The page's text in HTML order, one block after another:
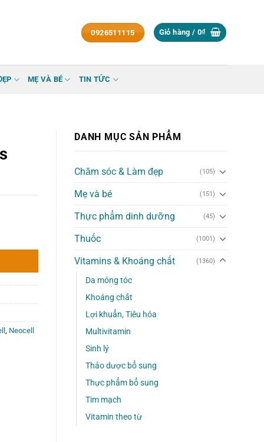
0926511115 Giỏ hàng / 0₫
MẸ VÀ BÉ TIN TỨC
DANH MỤC SẢN PHẨM
Chăm sóc & Làm đẹp (105)
Mẹ và bé (151)
Thực phẩm dinh dưỡng (45)
Thuốc (1001)
Vitamins & Khoáng chất (1360)
Da móng tóc
Khoáng chất
Lợi khuẩn, Tiêu hóa
Multivitamin
Sinh lý
Thảo dược bổ sung
Thực phẩm bổ sung
Tim mạch
Vitamin theo từ
Neocell